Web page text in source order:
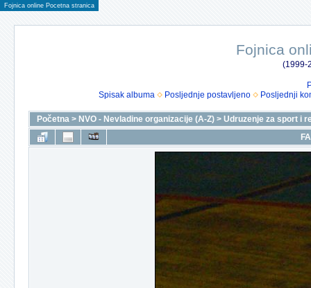
Fojnica online Pocetna stranica
Fojnica
(1999-
Spisak albuma
Posljednje postavljeno Posljednji
Početna > NVO - Nevladine organizacije (A-Z) > Udruzenje za sport i